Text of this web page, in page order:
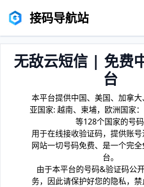
接码导航站
无敌云短信 | 免费
台
本平台提供中国、美国、加拿
亚国家: 越南、柬埔，欧洲国家：
等128个国家的号
用于在线接收验证码，提供账
网站一切号码免费、是一个完
台。
由于本平台的号码&验证码公
务，因此请保护好您的隐私，